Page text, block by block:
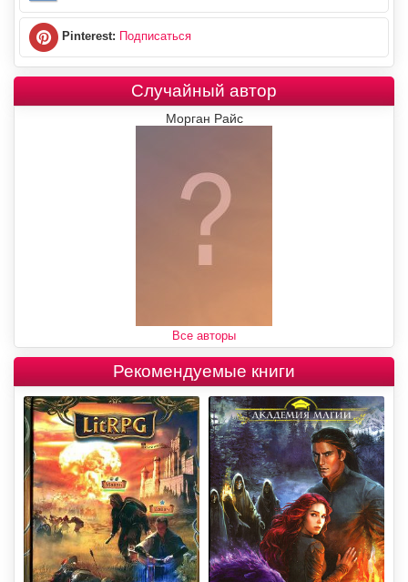
Pinterest: Подписаться
Случайный автор
Морган Райс
Все авторы
Рекомендуемые книги